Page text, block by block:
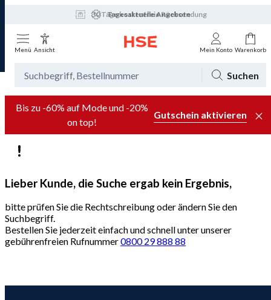
30 Tage kostenfreie Rücksendung
Tagesaktuelle Angebote
Menü Ansicht Mein Konto Warenkorb
Suchen
Bis zu -60% auf Mode und -20%
on top!
Gutschein aktivieren
Lieber Kunde, die Suche ergab kein Ergebnis,
bitte prüfen Sie die Rechtschreibung oder ändern Sie den
Suchbegriff.
Bestellen Sie jederzeit einfach und schnell unter unserer
gebührenfreien Rufnummer0800 29 888 88